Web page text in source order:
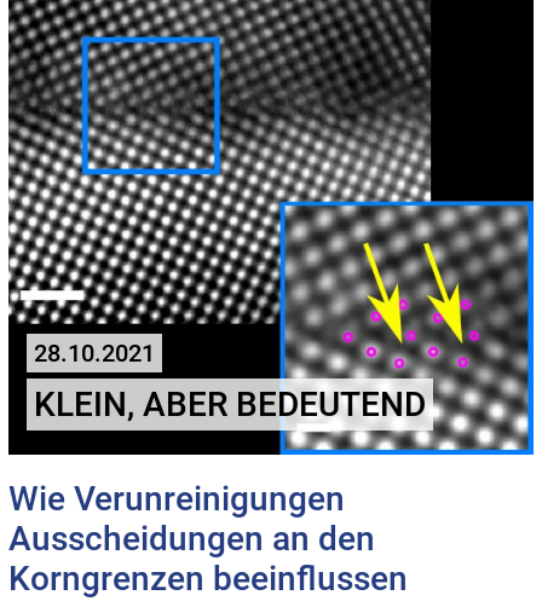
28.10.2021
KLEIN, ABER BEDEUTEND
Wie Verunreinigungen
Ausscheidungen an den
Korngrenzen beeinflussen